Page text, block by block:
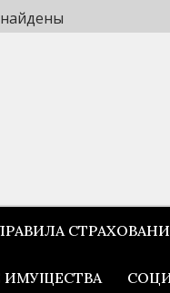
ИМУЩЕСТВА